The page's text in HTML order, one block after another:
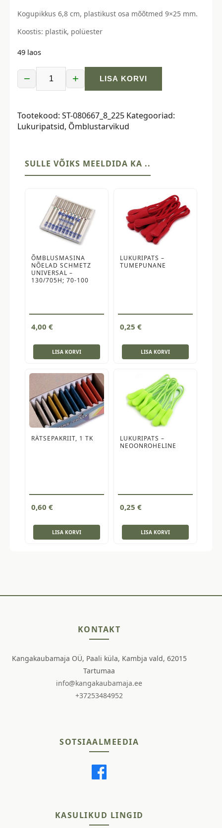
Kogupikkus 6,8 cm, plastikust osa mõõtmed 9×25 mm.
Koostis: plastik, polüester
49 laos
−
Lukuripats
kogus
+ LISA KORVI
Tootekood: ST-080667_8_225 Kategooriad:
Lukuripatsid, Õmblustarvikud
SULLE VÕIKS MEELDIDA KA ..
ÕMBLUSMASINA
NÕELAD SCHMETZ
UNIVERSAL –
130/705H; 70-100
4,00 €
LISA KORVI
LUKURIPATS –
TUMEPUNANE
0,25 €
LISA KORVI
RÄTSEPAKRIIT, 1 TK
0,60 €
LISA KORVI
LUKURIPATS –
NEOONROHELINE
0,25 €
LISA KORVI
KONTAKT
Kangakaubamaja OÜ, Paali küla, Kambja vald, 62015
Tartumaa
info@kangakaubamaja.ee
+37253484952
SOTSIAALMEEDIA
KASULIKUD LINGID